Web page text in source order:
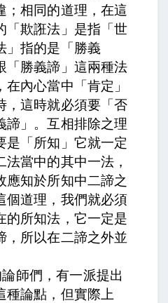
；相同的道理，在這
「欺誑法」是指「世
」指的是「勝義
「勝義諦」這兩種法
內心當中「肯定」
，這時就必須要「否
諦」。互相排除之理
是「所知」它就一定
當中的其中一法，
應知於所知中二諦之
個道理，我們就必須
的所知法，它一定是
，所以在二諦之外並
師們，有一派提出
種論點，但實際上